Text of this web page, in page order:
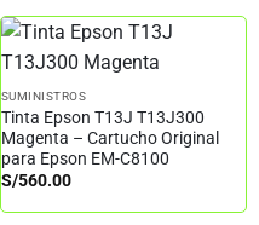
SUMINISTROS
Tinta Epson T13J T13J300
Magenta – Cartucho Original
para Epson EM-C8100
S/560.00